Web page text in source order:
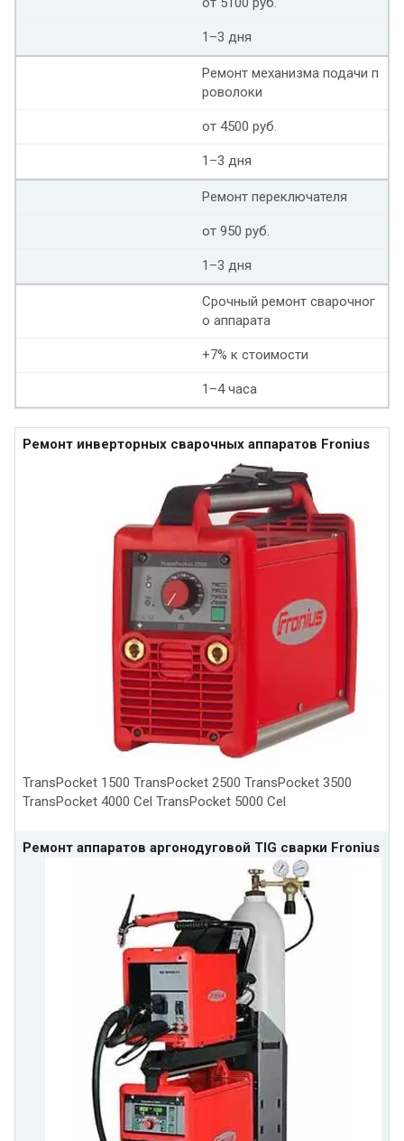
1–3 дня
Ремонт механизма подачи п
роволоки
от 4500 руб.
1–3 дня
Ремонт переключателя
от 950 руб.
1–3 дня
Срочный ремонт сварочног
о аппарата
+7% к стоимости
1–4 часа
Ремонт инверторных сварочных аппаратов Fronius
TransPocket 1500 TransPocket 2500 TransPocket 3500
TransPocket 4000 Cel TransPocket 5000 Cel
Ремонт аппаратов аргонодуговой TIG сварки Fronius